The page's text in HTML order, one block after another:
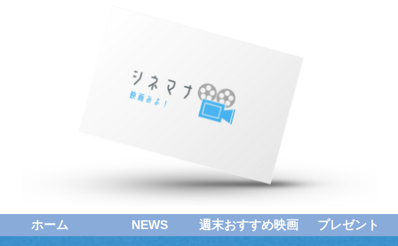
ホーム NEWS 週末おすすめ映画 プレゼント